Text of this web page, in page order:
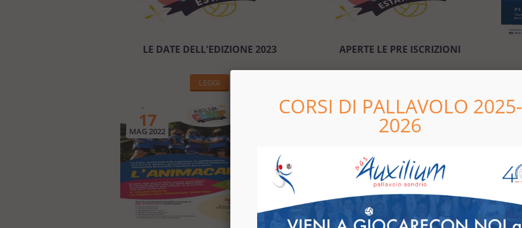
LE DATE DELL'EDIZIONE 2023
LEGGI
APERTE LE PRE ISCRIZIONI
17
MAG 2022
11 05
CORSI DI PALLAVOLO 2025-
2026